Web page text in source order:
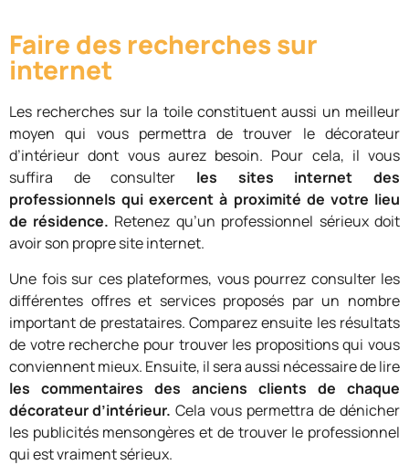
Faire des recherches sur
internet
Les recherches sur la toile constituent aussi un meilleur
moyen qui vous permettra de trouver le décorateur
d’intérieur dont vous aurez besoin. Pour cela, il vous
suffira de consulter les sites internet des
professionnels qui exercent à proximité de votre lieu
de résidence. Retenez qu’un professionnel sérieux doit
avoir son propre site internet.
Une fois sur ces plateformes, vous pourrez consulter les
différentes offres et services proposés par un nombre
important de prestataires. Comparez ensuite les résultats
de votre recherche pour trouver les propositions qui vous
conviennent mieux. Ensuite, il sera aussi nécessaire de lire
les commentaires des anciens clients de chaque
décorateur d’intérieur. Cela vous permettra de dénicher
les publicités mensongères et de trouver le professionnel
qui est vraiment sérieux.